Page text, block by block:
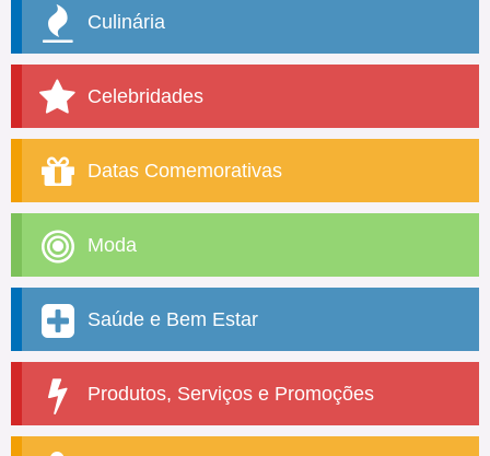
Culinária
Celebridades
Datas Comemorativas
Moda
Saúde e Bem Estar
Produtos, Serviços e Promoções